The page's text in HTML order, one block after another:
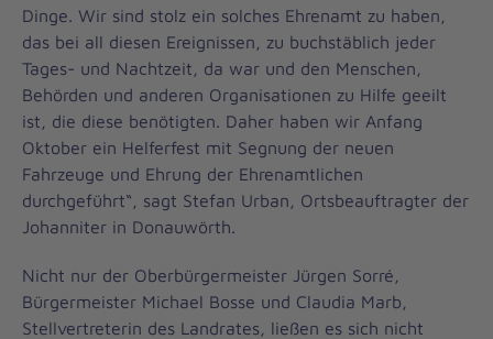
Dinge. Wir sind stolz ein solches Ehrenamt zu haben,
das bei all diesen Ereignissen, zu buchstäblich jeder
Tages- und Nachtzeit, da war und den Menschen,
Behörden und anderen Organisationen zu Hilfe geeilt
ist, die diese benötigten. Daher haben wir Anfang
Oktober ein Helferfest mit Segnung der neuen
Fahrzeuge und Ehrung der Ehrenamtlichen
durchgeführt“, sagt Stefan Urban, Ortsbeauftragter der
Johanniter in Donauwörth.
Nicht nur der Oberbürgermeister Jürgen Sorré,
Bürgermeister Michael Bosse und Claudia Marb,
Stellvertreterin des Landrates, ließen es sich nicht